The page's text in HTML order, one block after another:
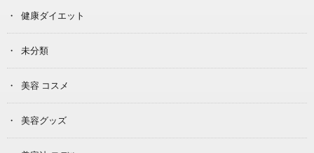
健康ダイエット
未分類
美容 コスメ
美容グッズ